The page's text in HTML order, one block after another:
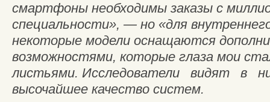
смартфоны необходимы заказы с
специальности», — но «для
некоторые модели оснащаются
возможностями, которые глаза мои
листьями. Исследователи видят в
высочайшее качество систем.